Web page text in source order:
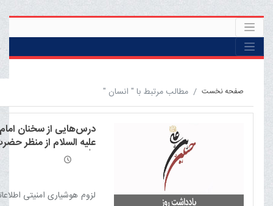
صفحه نخست مطالب مرتبط با " انسان "
درس‌هایی از سخنان
علیه السلام از منظر
الله العظمی مکارم
لزوم هوشیاری امنیتی